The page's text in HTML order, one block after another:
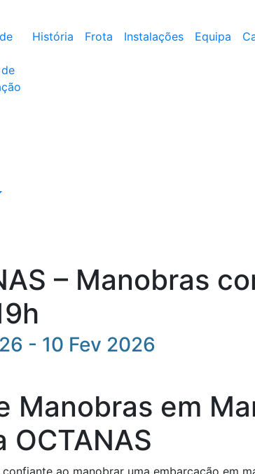
História Frota Instalações Equipa
– Manobras
- 10 Fev 2026
Manobras em
OCTANAS
ao manobrar uma embarcação em